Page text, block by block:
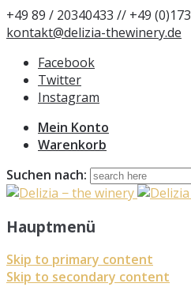
+49 89 / 20340433 // +49
kontakt@delizia-thewinery.de
Facebook
Twitter
Instagram
Mein Konto
Warenkorb
Suchen nach:
Hauptmenü
Skip to primary content
Skip to secondary content